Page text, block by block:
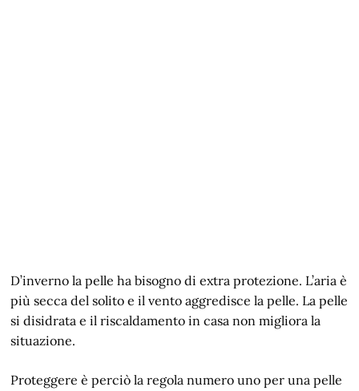
D’inverno la pelle ha bisogno di extra protezione. L’aria è
più secca del solito e il vento aggredisce la pelle. La pelle
si disidrata e il riscaldamento in casa non migliora la
situazione.
Proteggere è perciò la regola numero uno per una pelle